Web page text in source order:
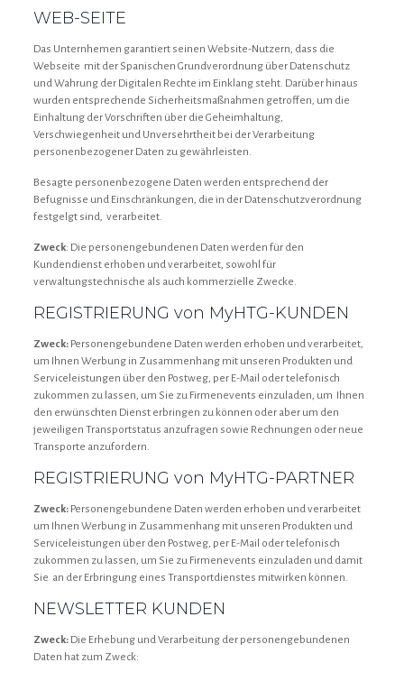
WEB-SEITE
Das Unternhemen garantiert seinen Website-Nutzern, dass die
Webseite mit der Spanischen Grundverordnung über Datenschutz
und Wahrung der Digitalen Rechte im Einklang steht. Darüber hinaus
wurden entsprechende Sicherheitsmaßnahmen getroffen, um die
Einhaltung der Vorschriften über die Geheimhaltung,
Verschwiegenheit und Unversehrtheit bei der Verarbeitung
personenbezogener Daten zu gewährleisten.
Besagte personenbezogene Daten werden entsprechend der
Befugnisse und Einschränkungen, die in der Datenschutzverordnung
festgelgt sind, verarbeitet.
Zweck: Die personengebundenen Daten werden für den
Kundendienst erhoben und verarbeitet, sowohl für
verwaltungstechnische als auch kommerzielle Zwecke.
REGISTRIERUNG von MyHTG-KUNDEN
Zweck: Personengebundene Daten werden erhoben und verarbeitet,
um Ihnen Werbung in Zusammenhang mit unseren Produkten und
Serviceleistungen über den Postweg, per E-Mail oder telefonisch
zukommen zu lassen, um Sie zu Firmenevents einzuladen, um Ihnen
den erwünschten Dienst erbringen zu können oder aber um den
jeweiligen Transportstatus anzufragen sowie Rechnungen oder neue
Transporte anzufordern.
REGISTRIERUNG von MyHTG-PARTNER
Zweck: Personengebundene Daten werden erhoben und verarbeitet
um Ihnen Werbung in Zusammenhang mit unseren Produkten und
Serviceleistungen über den Postweg, per E-Mail oder telefonisch
zukommen zu lassen, um Sie zu Firmenevents einzuladen und damit
Sie an der Erbringung eines Transportdienstes mitwirken können.
NEWSLETTER KUNDEN
Zweck: Die Erhebung und Verarbeitung der personengebundenen
Daten hat zum Zweck: